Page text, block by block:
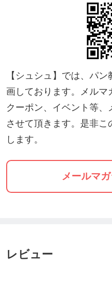
【シュシュ】では、パ
画しております。メルマ
クーポン、イベント等
させて頂きます。是非
します。
メールマ
レビュー